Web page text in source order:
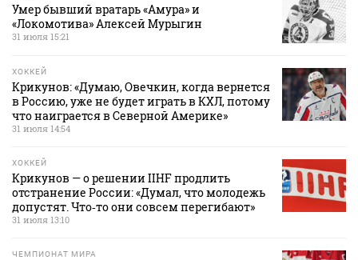
Умер бывший вратарь «Амура» и
«Локомотива» Алексей Мурыгин
31 июля 15:21
ХОККЕЙ
Крикунов: «Думаю, Овечкин, когда вернется
в Россию, уже не будет играть в КХЛ, потому
что наиграется в Северной Америке»
31 июля 14:54
ХОККЕЙ
Крикунов — о решении IIHF продлить
отстранение России: «Думал, что молодежь
допустят. Что‑то они совсем перегибают»
31 июля 13:10
ЧЕМПИОНАТ МИРА